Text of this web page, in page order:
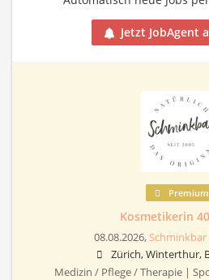
Jetzt JobAgent
Premium
Kosmetikerin
08.08.2026, Schminkbar
Zürich, Winterthur,
Medizin / Pflege / Therapie |